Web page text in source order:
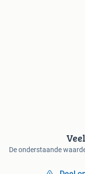
De onderstaande